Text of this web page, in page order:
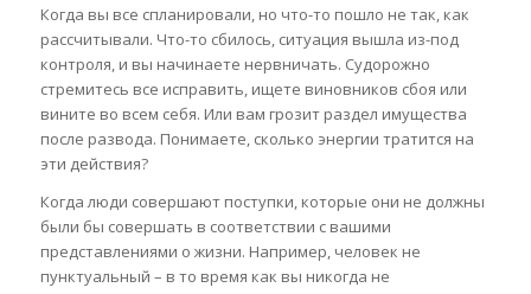
Когда вы все спланировали, но что-то пошло не так, как
рассчитывали. Что-то сбилось, ситуация вышла из-под
контроля, и вы начинаете нервничать. Судорожно
стремитесь все исправить, ищете виновников сбоя или
вините во всем себя. Или вам грозит раздел имущества
после развода. Понимаете, сколько энергии тратится на
эти действия?
Когда люди совершают поступки, которые они не должны
были бы совершать в соответствии с вашими
представлениями о жизни. Например, человек не
пунктуальный – в то время как вы никогда не